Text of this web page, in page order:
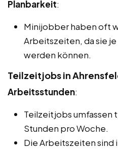
Planbarkeit:
Minijobber haben oft
Arbeitszeiten, da sie
werden können.
Teilzeitjobs in
Arbeitsstunden:
Teilzeitjobs umfassen
Stunden pro Woche.
Die Arbeitszeiten sind